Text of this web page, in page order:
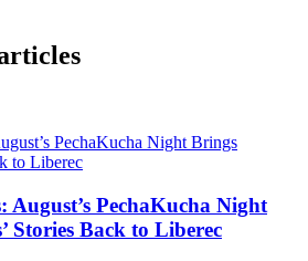
August’s PechaKucha Night
Stories Back to Liberec